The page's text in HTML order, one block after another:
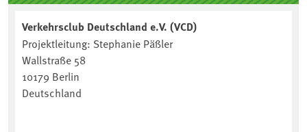
Verkehrsclub Deutschland e.V. (VCD)
Projektleitung: Stephanie Päßler
Wallstraße 58
10179 Berlin
Deutschland